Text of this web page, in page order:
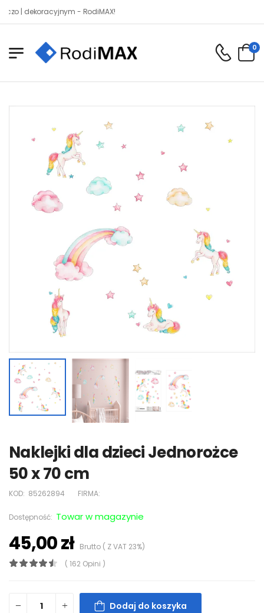
- RodiMAX!
0
Naklejki dla dzieci Jednorożce
50 x 70 cm
KOD: 85262894 FIRMA:
Dostępność: Towar w magazynie
45,00 złBrutto ( Z VAT 23%)
( 162 Opini )
Dodaj do koszyka